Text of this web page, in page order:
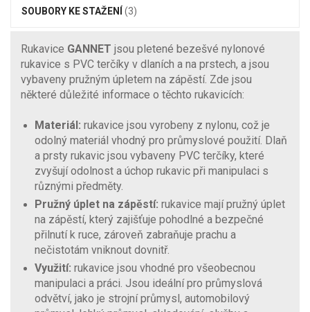
SOUBORY KE STAŽENÍ (3)
Rukavice GANNET jsou pletené bezešvé nylonové
rukavice s PVC terčíky v dlaních a na prstech, a jsou
vybaveny pružným úpletem na zápěstí. Zde jsou
některé důležité informace o těchto rukavicích:
Materiál: rukavice jsou vyrobeny z nylonu, což je
odolný materiál vhodný pro průmyslové použití. Dlaň
a prsty rukavic jsou vybaveny PVC terčíky, které
zvyšují odolnost a úchop rukavic při manipulaci s
různými předměty.
Pružný úplet na zápěstí: rukavice mají pružný úplet
na zápěstí, který zajišťuje pohodlné a bezpečné
přilnutí k ruce, zároveň zabraňuje prachu a
nečistotám vniknout dovnitř.
Využití: rukavice jsou vhodné pro všeobecnou
manipulaci a práci. Jsou ideální pro průmyslová
odvětví, jako je strojní průmysl, automobilový